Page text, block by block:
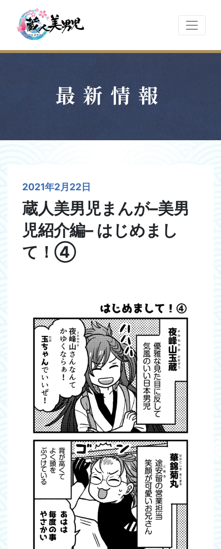
最新情報
2021年2月22日
蔵人美男児まんが–美男
児紹介編– はじめまし
て！④